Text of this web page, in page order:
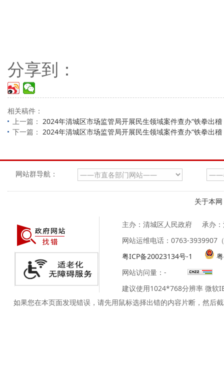
分享到：
相关稿件：
上一篇： 2024年清城区市场监管局开展民生领域案件查办“铁拳出
下一篇： 2024年清城区市场监管局开展民生领域案件查办“铁拳出
网站群导航：
关于本网
主办：清城区人民政府
承办
网站运维电话：0763-3939907
粤ICP备20023134号-1
网站访问量： -
建议使用1024*768分辨率 微软
如果您在本页面发现错误，请先用鼠标选择出错的内容片断，然后